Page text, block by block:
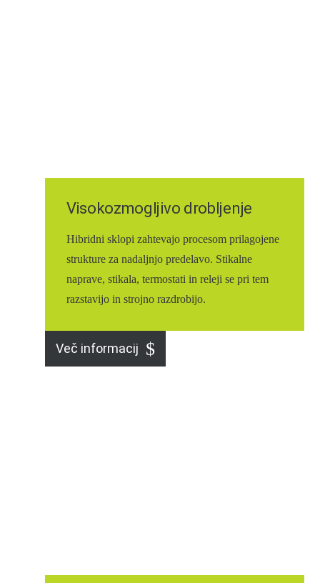
Visokozmogljivo drobljenje
Hibridni sklopi zahtevajo procesom prilagojene
strukture za nadaljnjo predelavo. Stikalne
naprave, stikala, termostati in releji se pri tem
razstavijo in strojno razdrobijo.
Več informacij